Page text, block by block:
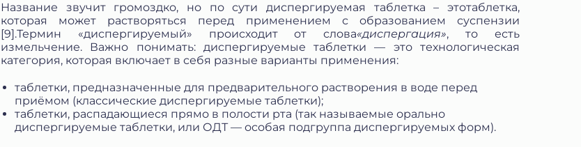
Название звучит громоздко, но по сути диспергируемая таблетка – этотаблетка,
которая может растворяться перед применением с образованием суспензии
[9].Термин «диспергируемый» происходит от слова«диспергация», то есть
измельчение. Важно понимать: диспергируемые таблетки — это технологическая
категория, которая включает в себя разные варианты применения:
таблетки, предназначенные для предварительного растворения в воде перед
приёмом (классические диспергируемые таблетки);
таблетки, распадающиеся прямо в полости рта (так называемые орально
диспергируемые таблетки, или ОДТ — особая подгруппа диспергируемых форм).